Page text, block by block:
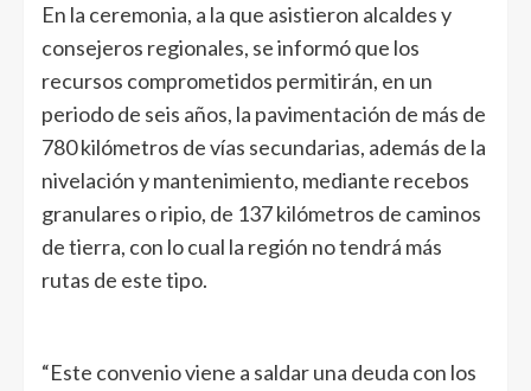
En la ceremonia, a la que asistieron alcaldes y
consejeros regionales, se informó que los
recursos comprometidos permitirán, en un
periodo de seis años, la pavimentación de más de
780 kilómetros de vías secundarias, además de la
nivelación y mantenimiento, mediante recebos
granulares o ripio, de 137 kilómetros de caminos
de tierra, con lo cual la región no tendrá más
rutas de este tipo.
“Este convenio viene a saldar una deuda con los